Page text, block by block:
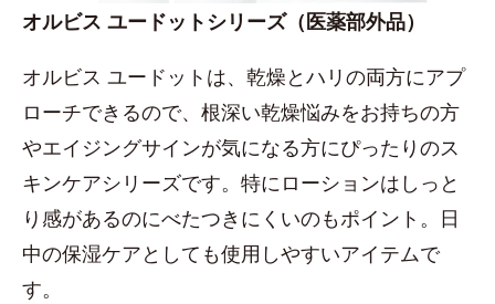
オルビス ユードットシリーズ（医薬部外品）
オルビス ユードットは、乾燥とハリの両方にアプ
ローチできるので、根深い乾燥悩みをお持ちの方
やエイジングサインが気になる方にぴったりのス
キンケアシリーズです。特にローションはしっと
り感があるのにべたつきにくいのもポイント。日
中の保湿ケアとしても使用しやすいアイテムで
す。